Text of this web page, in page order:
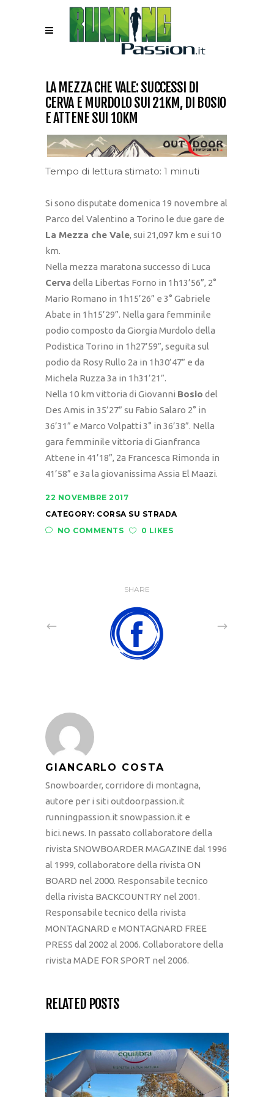
LA MEZZA CHE VALE: SUCCESSI DI
CERVA E MURDOLO SUI 21KM, DI BOSIO
E ATTENE SUI 10KM
Tempo di lettura stimato: 1 minuti
Si sono disputate domenica 19 novembre al
Parco del Valentino a Torino le due gare de
La Mezza che Vale, sui 21,097 km e sui 10
km.
Nella mezza maratona successo di Luca
Cerva della Libertas Forno in 1h13’56”, 2°
Mario Romano in 1h15’26” e 3° Gabriele
Abate in 1h15’29”. Nella gara femminile
podio composto da Giorgia Murdolo della
Podistica Torino in 1h27’59”, seguita sul
podio da Rosy Rullo 2a in 1h30’47” e da
Michela Ruzza 3a in 1h31’21”.
Nella 10 km vittoria di Giovanni Bosio del
Des Amis in 35’27” su Fabio Salaro 2° in
36’31” e Marco Volpatti 3° in 36’38”. Nella
gara femminile vittoria di Gianfranca
Attene in 41’18”, 2a Francesca Rimonda in
41’58” e 3a la giovanissima Assia El Maazi.
22 NOVEMBRE 2017
CATEGORY: CORSA SU STRADA
NO COMMENTS
0 LIKES
SHARE
GIANCARLO COSTA
Snowboarder, corridore di montagna,
autore per i siti outdoorpassion.it
runningpassion.it snowpassion.it e
bici.news. In passato collaboratore della
rivista SNOWBOARDER MAGAZINE dal 1996
al 1999, collaboratore della rivista ON
BOARD nel 2000. Responsabile tecnico
della rivista BACKCOUNTRY nel 2001.
Responsabile tecnico della rivista
MONTAGNARD e MONTAGNARD FREE
PRESS dal 2002 al 2006. Collaboratore della
rivista MADE FOR SPORT nel 2006.
RELATED POSTS